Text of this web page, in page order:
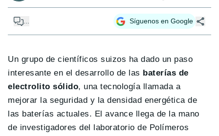
... Síguenos en Google
Un grupo de científicos suizos ha dado un paso
interesante en el desarrollo de las baterías de
electrolito sólido, una tecnología llamada a
mejorar la seguridad y la densidad energética de
las baterías actuales. El avance llega de la mano
de investigadores del laboratorio de Polímeros